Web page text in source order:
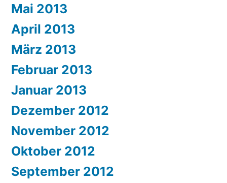
Mai 2013
April 2013
März 2013
Februar 2013
Januar 2013
Dezember 2012
November 2012
Oktober 2012
September 2012